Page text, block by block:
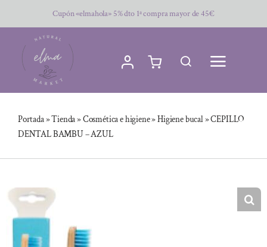
al
contenido
Cupón «elmahola» 5% dto 1ª compra mayor de 45€
Portada»Tienda»Cosmética e higiene»Higiene bucal»CEPILLO
DENTAL BAMBU – AZUL